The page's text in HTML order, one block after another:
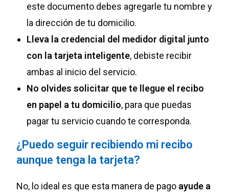
este documento debes agregarle tu nombre y
la dirección de tu domicilio.
Lleva la credencial del medidor digital junto
con la tarjeta inteligente, debiste recibir
ambas al inicio del servicio.
No olvides solicitar que te llegue el recibo
en papel a tu domicilio, para que puedas
pagar tu servicio cuando te corresponda.
¿Puedo seguir recibiendo mi recibo
aunque tenga la tarjeta?
No, lo ideal es que esta manera de pago ayude a